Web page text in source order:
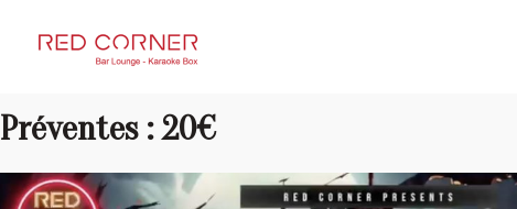
RED CORNER
Préventes : 20€